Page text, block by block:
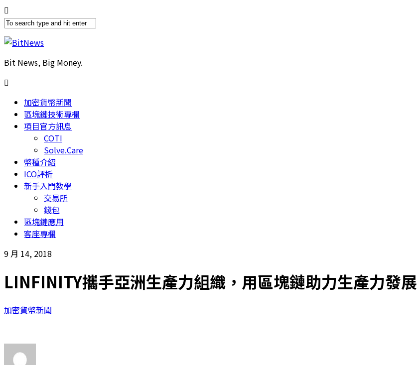
Bit News, Big Money.
加密貨幣新聞
區塊鏈技術專欄
項目官方訊息
COTI
Solve.Care
幣種介紹
ICO評析
新手入門教學
交易所
錢包
區塊鏈應用
客座專欄
9 月 14, 2018
LINFINITY攜手亞洲生產力組織，用區塊鏈助力生產力發展
加密貨幣新聞